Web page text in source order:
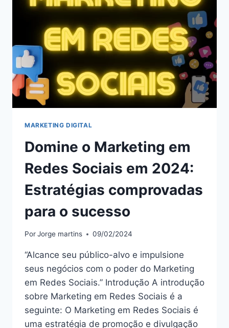
EM
MARKETING DIGITAL
Domine o Marketing em
Redes Sociais em 2024:
Estratégias comprovadas
para o sucesso
PorJorge martins 09/02/2024
“Alcance seu público-alvo e impulsione
seus negócios com o poder do Marketing
em Redes Sociais.” Introdução A introdução
sobre Marketing em Redes Sociais é a
seguinte: O Marketing em Redes Sociais é
uma estratégia de promoção e divulgação